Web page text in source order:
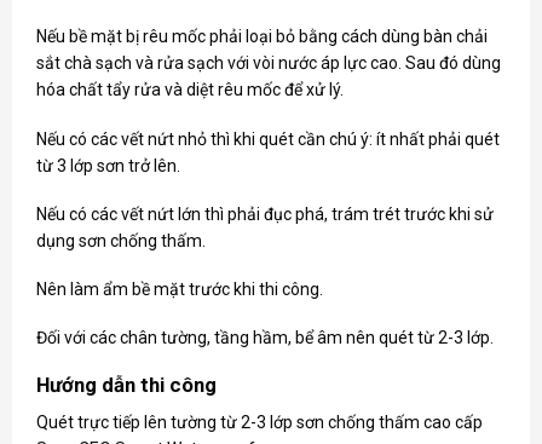
Nếu bề mặt bị rêu mốc phải loại bỏ bằng cách dùng bàn chải
sắt chà sạch và rửa sạch với vòi nước áp lực cao. Sau đó dùng
hóa chất tẩy rửa và diệt rêu mốc để xử lý.
Nếu có các vết nứt nhỏ thì khi quét cần chú ý: ít nhất phải quét
từ 3 lớp sơn trở lên.
Nếu có các vết nứt lớn thì phải đục phá, trám trét trước khi sử
dụng sơn chống thấm.
Nên làm ẩm bề mặt trước khi thi công.
Đối với các chân tường, tầng hầm, bể âm nên quét từ 2-3 lớp.
Hướng dẫn thi công
Quét trực tiếp lên tường từ 2-3 lớp sơn chống thấm cao cấp